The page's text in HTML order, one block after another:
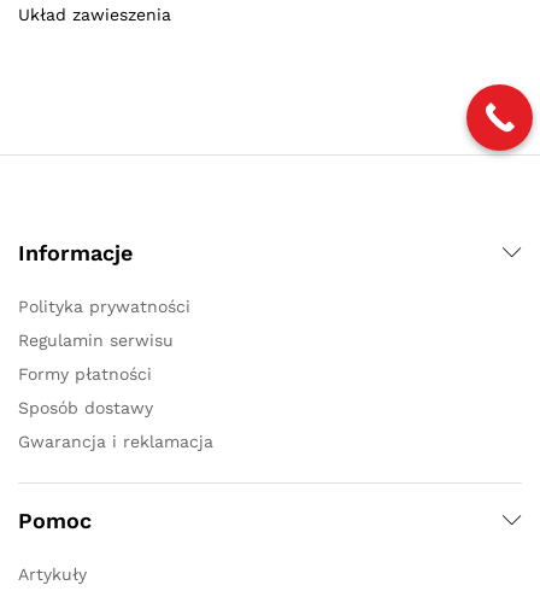
Układ zawieszenia
Informacje
Polityka prywatności
Regulamin serwisu
Formy płatności
Sposób dostawy
Gwarancja i reklamacja
Pomoc
Artykuły